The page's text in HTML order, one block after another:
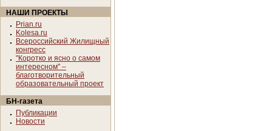
НАШИ ПРОЕКТЫ
Prian.ru
Kolesa.ru
Всероссийский Жилищный
конгресс
"Коротко и ясно о самом
интересном" –
благотворительный
образовательный проект
БН-газета
Публикации
Новости